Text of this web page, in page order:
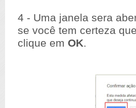
4 - Uma janela sera
se você tem certeza
clique em OK.